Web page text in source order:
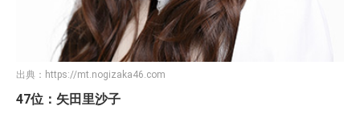
出典： https://mt.nogizaka46.com
47位：矢田里沙子